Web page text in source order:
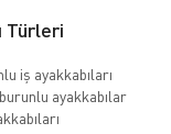
Türleri
iş ayakkabıları
ayakkabılar